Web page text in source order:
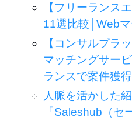
【フリーランス
11選比較│Web
【コンサルプラ
マッチングサー
ランスで案件獲得
人脈を活かした
『Saleshub（セ